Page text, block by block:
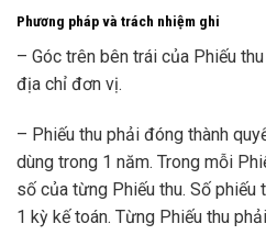
Phương pháp và trách nhiệm ghi
– Góc trên bên trái của Phiếu
địa chỉ đơn vị.
– Phiếu thu phải đóng thành
dùng trong 1 năm. Trong mỗi
số của từng Phiếu thu. Số
1 kỳ kế toán. Từng Phiếu thu